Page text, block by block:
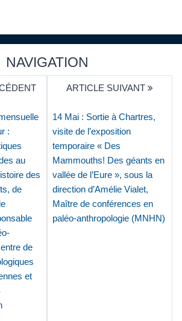
NAVIGATION
:
au
des
de
de
et
ARTICLE SUIVANT
14 Mai : Sortie à Chartres,
visite de l’exposition
temporaire « Des
Mammouths! Des géants en
vallée de l’Eure », sous la
direction d’Amélie Vialet,
Maître de conférences en
paléo-anthropologie (MNHN)